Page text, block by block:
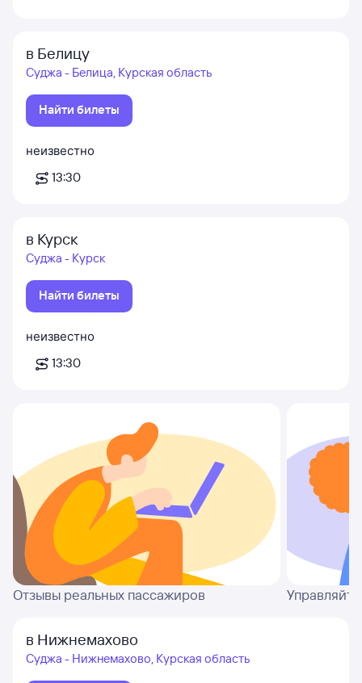
в Белицу
Суджа - Белица, Курская область
Найти билеты
неизвестно
13:30
в Курск
Суджа - Курск
Найти билеты
неизвестно
13:30
Отзывы реальных пассажиров
в Нижнемахово
Суджа - Нижнемахово, Курская область